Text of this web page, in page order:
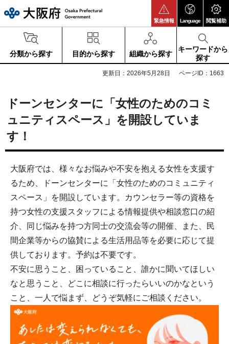
緊急情報 Language 閲覧補助
分類から探す 目的から探す 組織から探す
キーワードから
探す
更新日：2026年5月28日 ページID：1663
ドーンセンターに「女性のためのコミ
ュニティスペース」を開設していま
す！
大阪府では、様々なお悩みや不安を抱える女性を支援す
るため、ドーンセンターに「女性のためのコミュニティ
スペース」を開設しています。カウンセラー等の資格を
持つ女性の支援スタッフによる情報提供や相談窓口の紹
介、同じ悩みを持つ方同士の交流会等の開催、また、民
間企業等からの協賛による生活用品等を必要に応じて提
供しております。予約は不要です。
不安に思うこと、困っていること、誰かに聞いてほしい
なと思うこと、どこに相談に行ったらいいのかなという
こと、一人で悩まず、どうぞ気軽にご相談ください。